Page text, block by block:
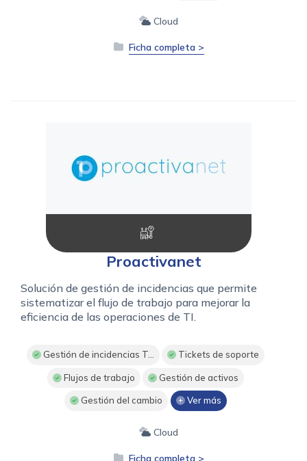
Cloud
Ficha completa >
Proactivanet
Solución de gestión de incidencias que permite
sistematizar el flujo de trabajo para mejorar la
eficiencia de las operaciones de TI.
Gestión de incidencias T... Tickets de soporte
Flujos de trabajo Gestión de activos
Gestión del cambio Ver más
Cloud
Ficha completa >